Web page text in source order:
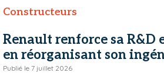
Constructeurs
Renault renforce sa R&D
en réorganisant son
Publié le 7 juillet 2026